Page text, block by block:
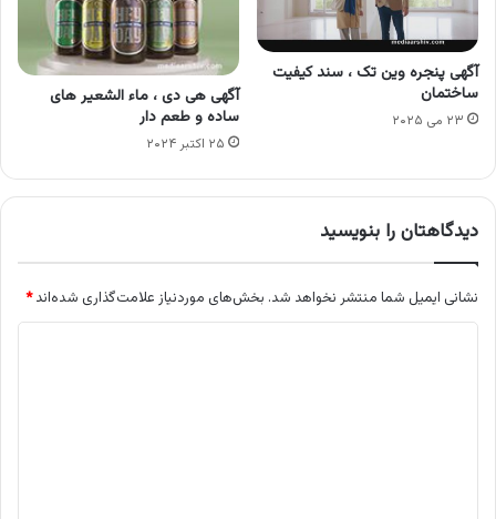
آگهی پنجره وین تک ، سند کیفیت
ساختمان
۲۳ می ۲۰۲۵
آگهی هی دی ، ماء الشعیر های
ساده و طعم دار
۲۵ اکتبر ۲۰۲۴
دیدگاهتان را بنویسید
نشانی ایمیل شما منتشر نخواهد شد. بخش‌های موردنیاز علامت‌گذاری شده‌اند*